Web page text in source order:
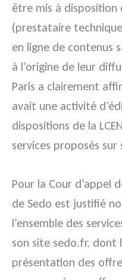
être mis à disposition
(prestataire
en ligne de contenus
à l’origine de leur
Paris a clairement
avait une activité
dispositions de la
services proposés sur
Pour la Cour d’appel
de Sedo est justifié
l’ensemble des
son site sedo.fr, dont
présentation des